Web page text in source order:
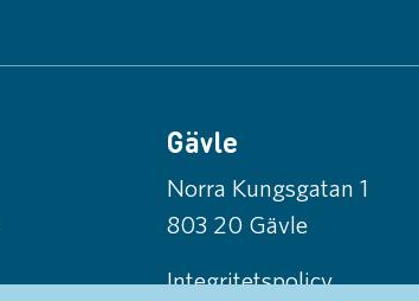
Gävle
Norra Kungsgatan 1
803 20 Gävle
Integritetspolicy